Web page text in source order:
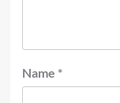
Name *